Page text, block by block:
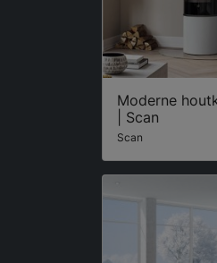
Moderne
| Scan
Scan